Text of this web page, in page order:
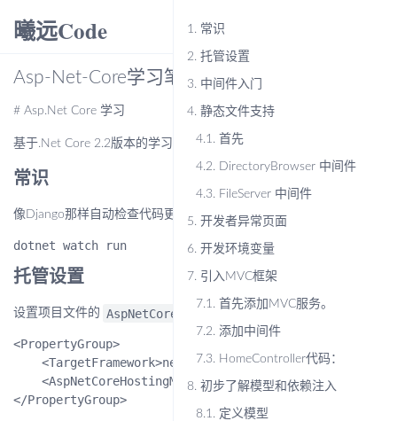
曦远Code
Asp-Net-Core学习笔记：1.MVC入门篇
# Asp.Net Core 学习
基于.Net Core 2.2版本的学习笔记。
常识
像Django那样自动检查代码更新，自动重载服务器（太方便了）
托管设置
设置项目文件的 AspNetCoreHostingModel 属性。
<PropertyGroup>
    <TargetFramework>netcoreapp2.2</TargetFramework>
<AspNetCoreHostingModel>InProcess</
1. 常识
2. 托管设置
3. 中间件入门
4. 静态文件支持
4.1. 首先
4.2. DirectoryBrowser 中间件
4.3. FileServer 中间件
5. 开发者异常页面
6. 开发环境变量
7. 引入MVC框架
7.1. 首先添加MVC服务。
7.2. 添加中间件
7.3. HomeController代码：
8. 初步了解模型和依赖注入
8.1. 定义模型